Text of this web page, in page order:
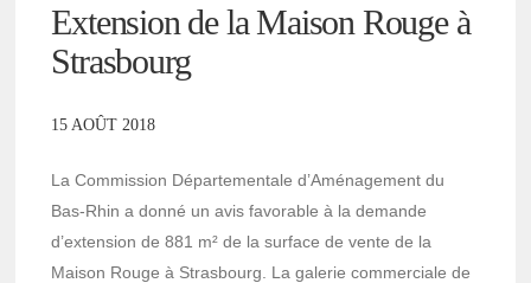
Extension de la Maison Rouge à
Strasbourg
15 AOÛT 2018
La Commission Départementale d’Aménagement du
Bas-Rhin a donné un avis favorable à la demande
d’extension de 881 m² de la surface de vente de la
Maison Rouge à Strasbourg. La galerie commerciale de